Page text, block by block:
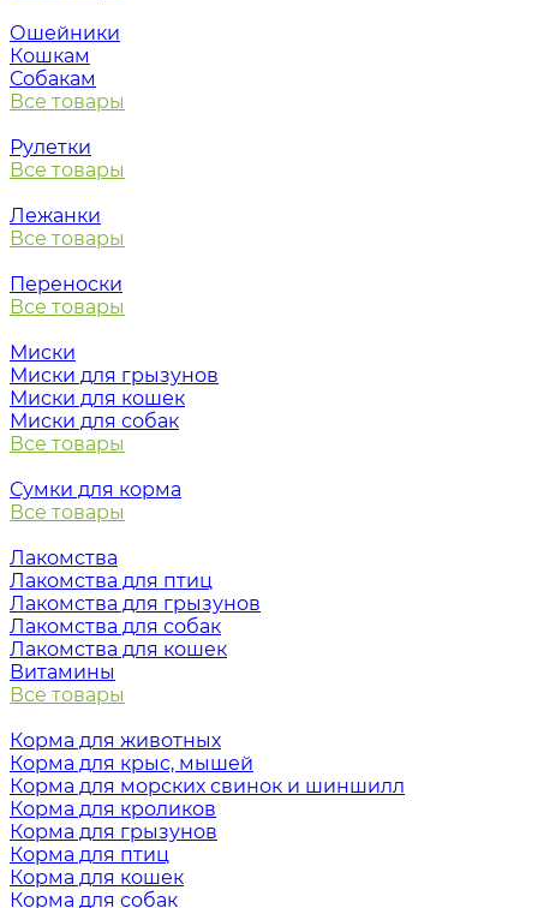
Ошейники
Кошкам
Собакам
Все товары
Рулетки
Все товары
Лежанки
Все товары
Переноски
Все товары
Миски
Миски для грызунов
Миски для кошек
Миски для собак
Все товары
Сумки для корма
Все товары
Лакомства
Лакомства для птиц
Лакомства для грызунов
Лакомства для собак
Лакомства для кошек
Витамины
Все товары
Корма для животных
Корма для крыс, мышей
Корма для морских свинок и шиншилл
Корма для кроликов
Корма для грызунов
Корма для птиц
Корма для кошек
Корма для собак